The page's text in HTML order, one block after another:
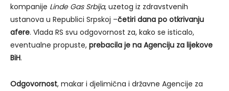
kompanije Linde Gas Srbija, uzetog iz zdravstvenih
ustanova u Republici Srpskoj –četiri dana po otkrivanju
afere. Vlada RS svu odgovornost za, kako se isticalo,
eventualne propuste, prebacila je na Agenciju za lijekove
BiH.
Odgovornost, makar i djelimična i državne Agencije za